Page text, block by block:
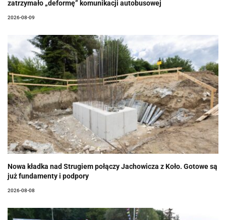
zatrzymało „deformę” komunikacji autobusowej
2026-08-09
Nowa kładka nad Strugiem połączy Jachowicza z Koło. Gotowe są
już fundamenty i podpory
2026-08-08